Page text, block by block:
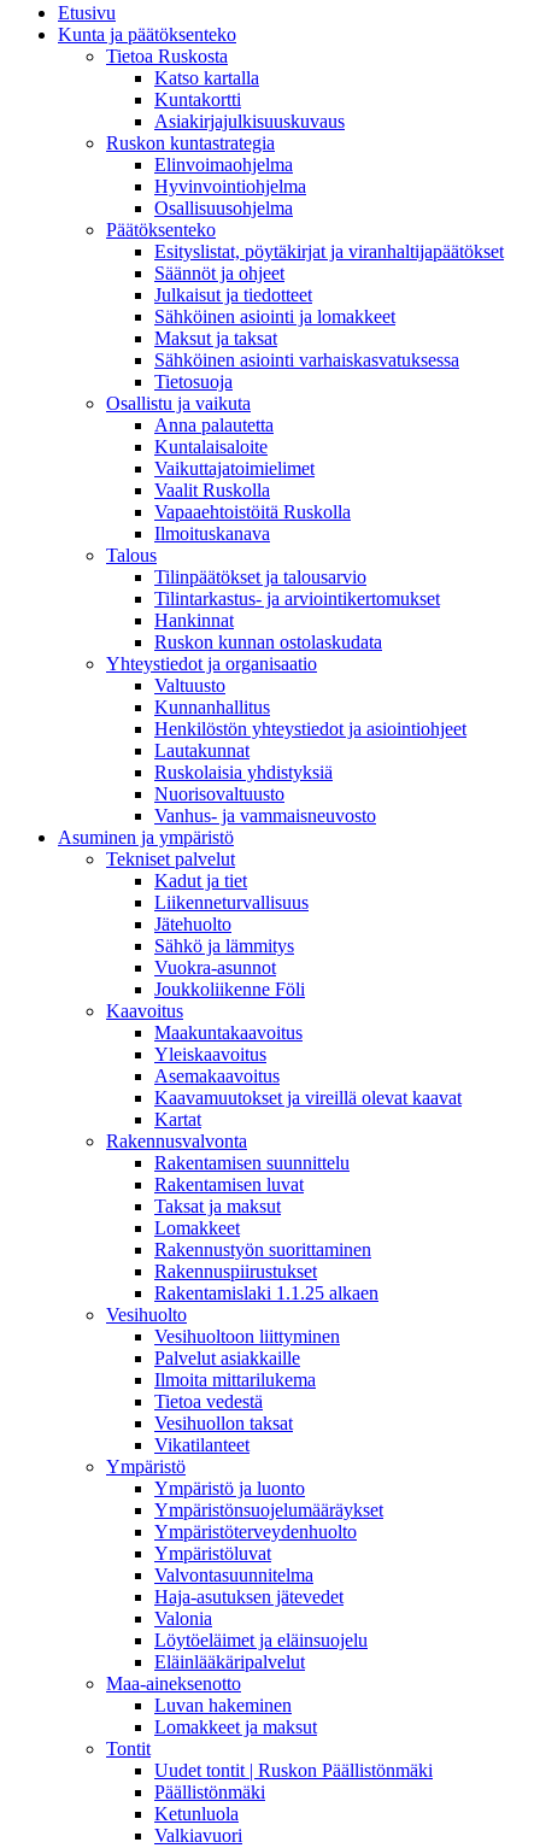
Etusivu
Kunta ja päätöksenteko
Tietoa Ruskosta
Katso kartalla
Kuntakortti
Asiakirjajulkisuuskuvaus
Ruskon kuntastrategia
Elinvoimaohjelma
Hyvinvointiohjelma
Osallisuusohjelma
Päätöksenteko
Esityslistat, pöytäkirjat ja viranhaltijapäätökset
Säännöt ja ohjeet
Julkaisut ja tiedotteet
Sähköinen asiointi ja lomakkeet
Maksut ja taksat
Sähköinen asiointi varhaiskasvatuksessa
Tietosuoja
Osallistu ja vaikuta
Anna palautetta
Kuntalaisaloite
Vaikuttajatoimielimet
Vaalit Ruskolla
Vapaaehtoistöitä Ruskolla
Ilmoituskanava
Talous
Tilinpäätökset ja talousarvio
Tilintarkastus- ja arviointikertomukset
Hankinnat
Ruskon kunnan ostolaskudata
Yhteystiedot ja organisaatio
Valtuusto
Kunnanhallitus
Henkilöstön yhteystiedot ja asiointiohjeet
Lautakunnat
Ruskolaisia yhdistyksiä
Nuorisovaltuusto
Vanhus- ja vammaisneuvosto
Asuminen ja ympäristö
Tekniset palvelut
Kadut ja tiet
Liikenneturvallisuus
Jätehuolto
Sähkö ja lämmitys
Vuokra-asunnot
Joukkoliikenne Föli
Kaavoitus
Maakuntakaavoitus
Yleiskaavoitus
Asemakaavoitus
Kaavamuutokset ja vireillä olevat kaavat
Kartat
Rakennusvalvonta
Rakentamisen suunnittelu
Rakentamisen luvat
Taksat ja maksut
Lomakkeet
Rakennustyön suorittaminen
Rakennuspiirustukset
Rakentamislaki 1.1.25 alkaen
Vesihuolto
Vesihuoltoon liittyminen
Palvelut asiakkaille
Ilmoita mittarilukema
Tietoa vedestä
Vesihuollon taksat
Vikatilanteet
Ympäristö
Ympäristö ja luonto
Ympäristönsuojelumääräykset
Ympäristöterveydenhuolto
Ympäristöluvat
Valvontasuunnitelma
Haja-asutuksen jätevedet
Valonia
Löytöeläimet ja eläinsuojelu
Eläinlääkäripalvelut
Maa-aineksenotto
Luvan hakeminen
Lomakkeet ja maksut
Tontit
Uudet tontit | Ruskon Päällistönmäki
Päällistönmäki
Ketunluola
Valkiavuori